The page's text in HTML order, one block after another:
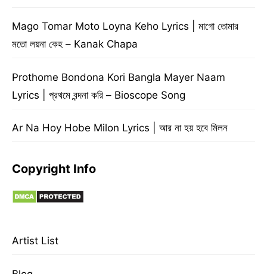
Mago Tomar Moto Loyna Keho Lyrics | মাগো তোমার
মতো লয়না কেহ – Kanak Chapa
Prothome Bondona Kori Bangla Mayer Naam
Lyrics | প্রথমে বন্দনা করি – Bioscope Song
Ar Na Hoy Hobe Milon Lyrics | আর না হয় হবে মিলন
Copyright Info
Artist List